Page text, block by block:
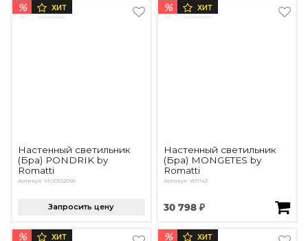
% ХИТ
Настенный светильник
(Бра) PONDRIK by
Romatti
Артикул: MOD692068
Запросить цену
% ХИТ
Настенный светильник
(Бра) MONGETES by
Romatti
Артикул: W11143
30 798 ₽
% ХИТ % ХИТ